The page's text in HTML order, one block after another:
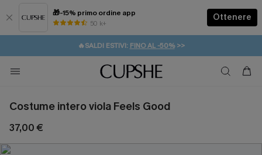
🎁-15% primo ordine app
50 k+
Ottenere
⚡️-15% SUGLI ESSENZIALI DA VACANZA | ACQUISTA
🔥SALDI ESTIVI: FINO AL -50%>>
🚚SPEDIZIONE GRATUITA DA 49€
💌REGALO PER I NUOVI: 20% DI SCONTO*
Costume intero viola Feels Good
37,00 €